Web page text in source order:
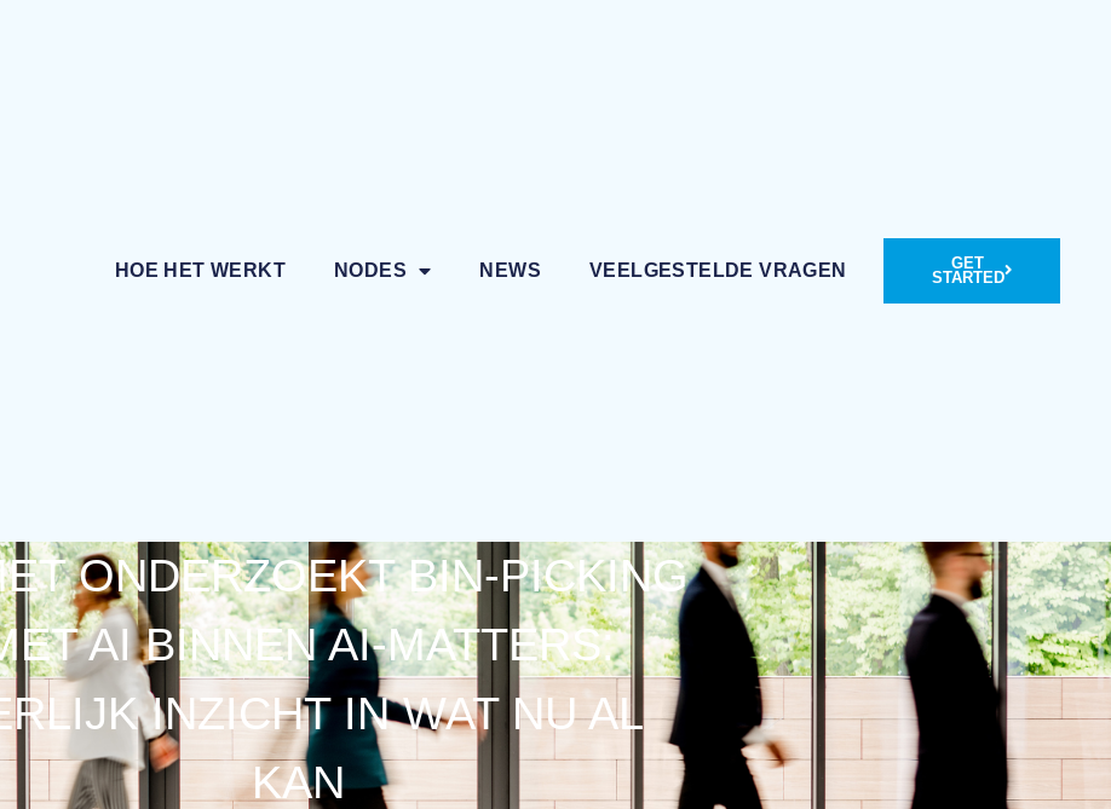
HOE HET WERKT NODES NEWS VEELGESTELDE VRAGEN
GET
STARTED
ONDERZOEKT BIN-PICKING
AI BINNEN AI-MATTERS:
INZICHT IN WAT NU AL
KAN